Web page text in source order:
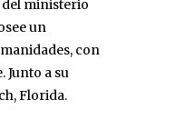
del ministerio
un
con
Junto a su
Florida.